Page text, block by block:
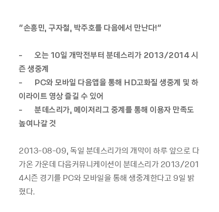
“손흥민, 구자철, 박주호를 다음에서 만난다!”
- 오는 10일 개막전부터 분데스리가 2013/2014 시
즌 생중계
- PC와 모바일 다음앱을 통해 HD고화질 생중계 및 하
이라이트 영상 즐길 수 있어
- 분데스리가, 메이저리그 중계를 통해 이용자 만족도
높여나갈 것
2013-08-09, 독일 분데스리가의 개막이 하루 앞으로 다
가온 가운데 다음커뮤니케이션이 분데스리가 2013/201
4시즌 경기를 PC와 모바일을 통해 생중계한다고 9일 밝
혔다.